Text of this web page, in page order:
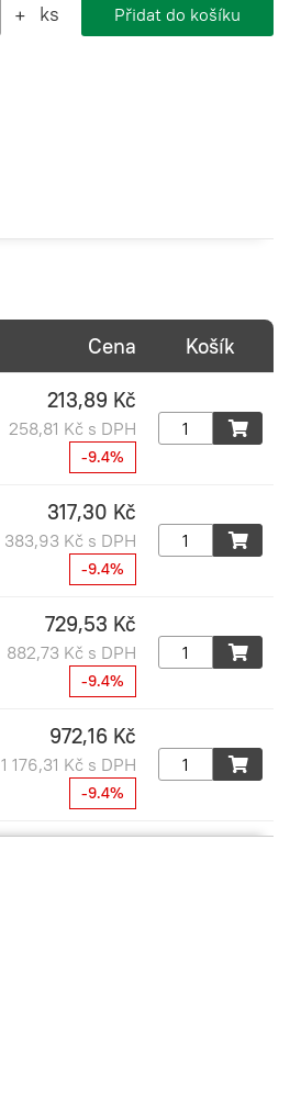
+ ks
Cena Košík
213,89 Kč
258,81 Kč s DPH
-9.4%
317,30 Kč
383,93 Kč s DPH
-9.4%
729,53 Kč
882,73 Kč s DPH
-9.4%
972,16 Kč
1 176,31 Kč s DPH
-9.4%